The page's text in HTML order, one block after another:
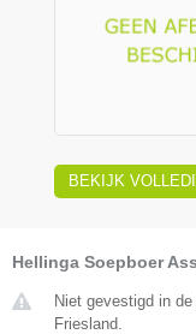
BEKIJK
Hellinga Soepboer
Niet gevestigd in
Friesland.